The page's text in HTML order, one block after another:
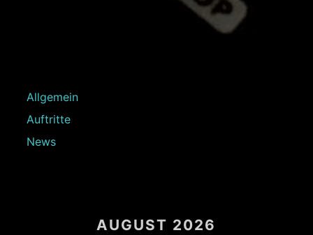
Allgemein
Auftritte
News
AUGUST 2026